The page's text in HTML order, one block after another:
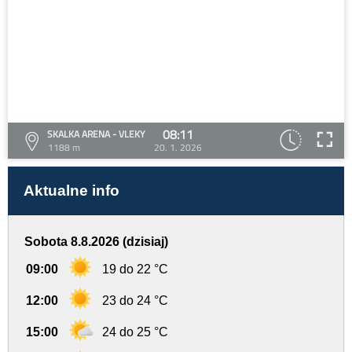
SKALKA ARENA - VLEKY
1188 m
08:11
20. 1. 2026
Aktualne info
Sobota 8.8.2026 (dzisiaj)
09:00 19 do 22 °C
12:00 23 do 24 °C
15:00 24 do 25 °C